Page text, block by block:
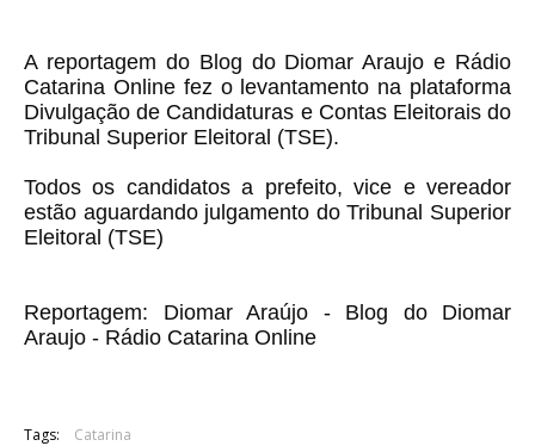
A reportagem do Blog do Diomar Araujo e Rádio
Catarina Online fez o levantamento na plataforma
Divulgação de Candidaturas e Contas Eleitorais do
Tribunal Superior Eleitoral (TSE).
Todos os candidatos a prefeito, vice e vereador
estão aguardando julgamento do Tribunal Superior
Eleitoral (TSE)
Reportagem: Diomar Araújo - Blog do Diomar
Araujo - Rádio Catarina Online
Tags: Catarina